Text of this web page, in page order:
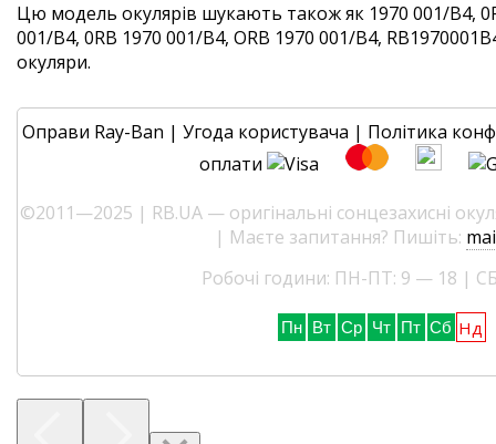
Цю модель окулярів шукають також як 1970 001/B4,
001/B4, 0RB 1970 001/B4, ORB 1970 001/B4,
окуляри.
Оправи Ray-Ban | Угода користувача | Політика
оплати
©2011—2025 | RB.UA — оригінальні сонцезахисні
| Маєте запитання? Пишіть:
Робочі години: ПН-ПТ: 9 — 18 |
Пн Вт Ср Чт Пт Сб Нд